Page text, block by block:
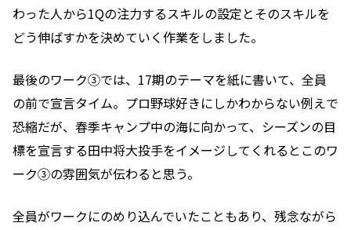
わった人から1Qの注力するスキルの設定とそのスキルを
どう伸ばすかを決めていく作業をしました。
最後のワーク③では、17期のテーマを紙に書いて、全員
の前で宣言タイム。プロ野球好きにしかわからない例えで
恐縮だが、春季キャンプ中の海に向かって、シーズンの目
標を宣言する田中将大投手をイメージしてくれるとこのワ
ーク③の雰囲気が伝わると思う。
全員がワークにのめり込んでいたこともあり、残念ながら